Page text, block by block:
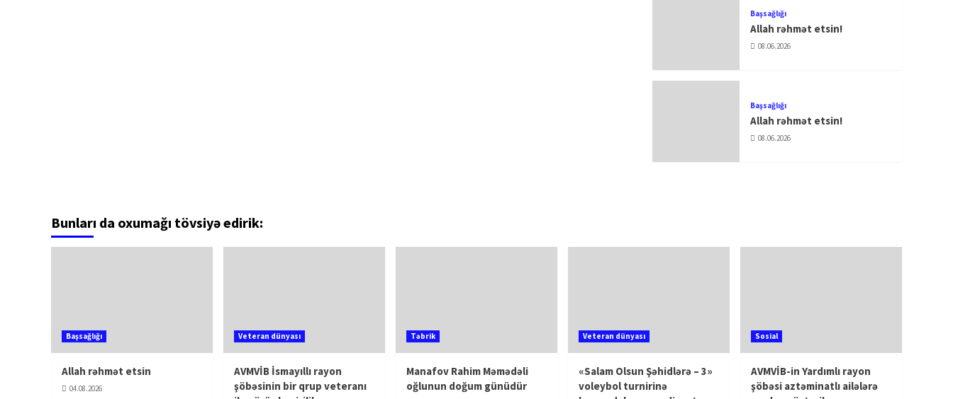
Başsağlığı
Allah rəhmət etsin!
08.06.2026
Başsağlığı
Allah rəhmət etsin!
08.06.2026
Bunları da oxumağı tövsiyə edirik:
Başsağlığı
Allah rəhmət etsin
04.08.2026
Veteran dünyası
AVMVİB İsmayıllı rayon
şöbəsinin bir qrup veteranı
Təbrik
Manafov Rahim Məmədəli
oğlunun doğum günüdür
Veteran dünyası
«Salam Olsun Şəhidlərə – 3»
voleybol turnirinə
Sosial
AVMVİB-in Yardımlı rayon
şöbəsi aztəminatlı ailələrə